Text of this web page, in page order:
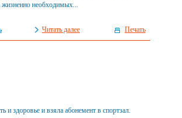
жизненно необходимых...
Читать далее Печать
и здоровье и взяла абонемент в спортзал.